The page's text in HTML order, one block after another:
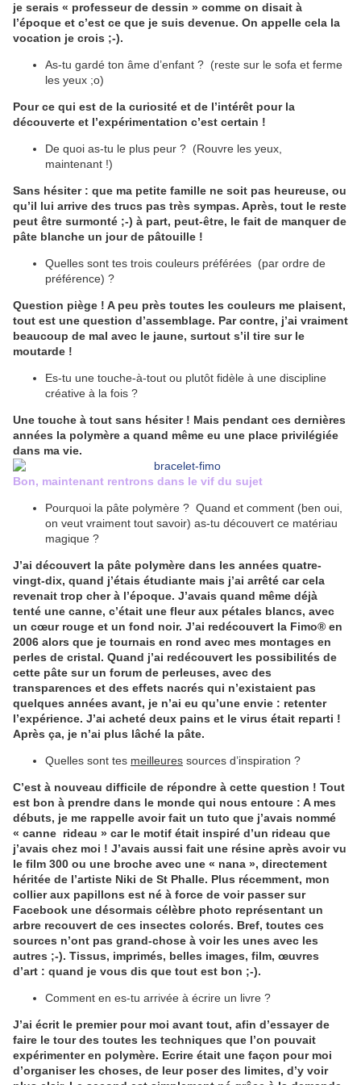
je serais « professeur de dessin » comme on disait à
l’époque et c’est ce que je suis devenue. On appelle cela la
vocation je crois ;-).
As-tu gardé ton âme d’enfant ? (reste sur le sofa et ferme
les yeux ;o)
Pour ce qui est de la curiosité et de l’intérêt pour la
découverte et l’expérimentation c’est certain !
De quoi as-tu le plus peur ? (Rouvre les yeux,
maintenant !)
Sans hésiter : que ma petite famille ne soit pas heureuse, ou
qu’il lui arrive des trucs pas très sympas. Après, tout le reste
peut être surmonté ;-) à part, peut-être, le fait de manquer de
pâte blanche un jour de pâtouille !
Quelles sont tes trois couleurs préférées (par ordre de
préférence) ?
Question piège ! A peu près toutes les couleurs me plaisent,
tout est une question d’assemblage. Par contre, j’ai vraiment
beaucoup de mal avec le jaune, surtout s’il tire sur le
moutarde !
Es-tu une touche-à-tout ou plutôt fidèle à une discipline
créative à la fois ?
Une touche à tout sans hésiter ! Mais pendant ces dernières
années la polymère a quand même eu une place privilégiée
dans ma vie.
Bon, maintenant rentrons dans le vif du sujet
Pourquoi la pâte polymère ? Quand et comment (ben oui,
on veut vraiment tout savoir) as-tu découvert ce matériau
magique ?
J’ai découvert la pâte polymère dans les années quatre-
vingt-dix, quand j’étais étudiante mais j’ai arrêté car cela
revenait trop cher à l’époque. J’avais quand même déjà
tenté une canne, c’était une fleur aux pétales blancs, avec
un cœur rouge et un fond noir. J’ai redécouvert la Fimo® en
2006 alors que je tournais en rond avec mes montages en
perles de cristal. Quand j’ai redécouvert les possibilités de
cette pâte sur un forum de perleuses, avec des
transparences et des effets nacrés qui n’existaient pas
quelques années avant, je n’ai eu qu’une envie : retenter
l’expérience. J’ai acheté deux pains et le virus était reparti !
Après ça, je n’ai plus lâché la pâte.
Quelles sont tes meilleures sources d’inspiration ?
C’est à nouveau difficile de répondre à cette question ! Tout
est bon à prendre dans le monde qui nous entoure : A mes
débuts, je me rappelle avoir fait un tuto que j’avais nommé
« canne rideau » car le motif était inspiré d’un rideau que
j’avais chez moi ! J’avais aussi fait une résine après avoir vu
le film 300 ou une broche avec une « nana », directement
héritée de l’artiste Niki de St Phalle. Plus récemment, mon
collier aux papillons est né à force de voir passer sur
Facebook une désormais célèbre photo représentant un
arbre recouvert de ces insectes colorés. Bref, toutes ces
sources n’ont pas grand-chose à voir les unes avec les
autres ;-). Tissus, imprimés, belles images, film, œuvres
d’art : quand je vous dis que tout est bon ;-).
Comment en es-tu arrivée à écrire un livre ?
J’ai écrit le premier pour moi avant tout, afin d’essayer de
faire le tour des toutes les techniques que l’on pouvait
expérimenter en polymère. Ecrire était une façon pour moi
d’organiser les choses, de leur poser des limites, d’y voir